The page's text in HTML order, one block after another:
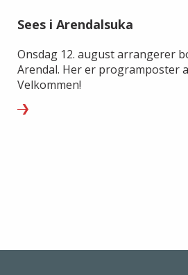
Sees i Arendalsuka
Onsdag 12. august arrangerer
Arendal. Her er programposter
Velkommen!